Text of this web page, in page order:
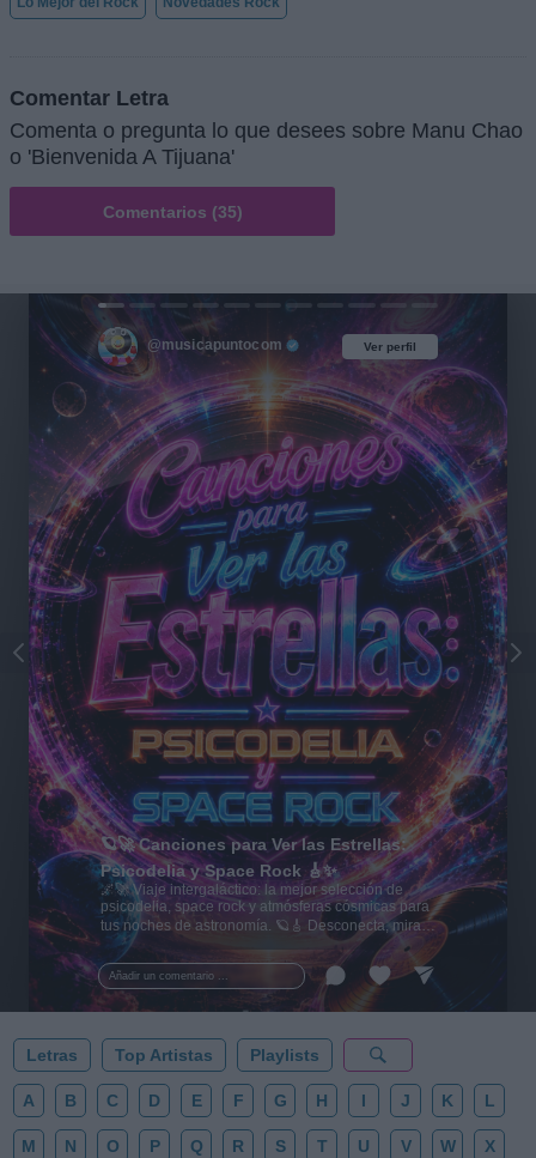
Comentar Letra
Comenta o pregunta lo que desees sobre Manu Chao
o 'Bienvenida A Tijuana'
Comentarios (35)
Ver perfil
@musicapuntocom Ver perfil
Añadir un comentario ...
🪐🚀 Canciones para Ver las Estrellas:
Psicodelia y Space Rock 🎸✨
🌌🚀 Viaje intergaláctico: la mejor selección de
psicodelia, space rock y atmósferas cósmicas para
tus noches de astronomía. 🪐🎸 Desconecta, mira
al firmamento y siente la gravedad cero. 💾 ¡Guarda
esta colección para tu próxima noche estrellada!
✨⭐
Letras Top Artistas Playlists
A B C D E F G H I J K L
M N O P Q R S T U V W X